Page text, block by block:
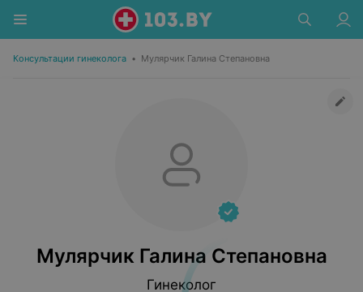
Консультации гинеколога • Мулярчик Галина Степановна
Мулярчик Галина Степановна
Гинеколог